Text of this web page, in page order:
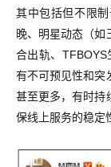
其中包括但不限
晚、明星动态（如
合出轨、
有不可预见性和突
甚至更多，有时持
保线上服务的稳定